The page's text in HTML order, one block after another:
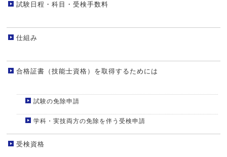
試験日程・科目・受検手数料
仕組み
合格証書（技能士資格）を取得するためには
試験の免除申請
学科・実技両方の免除を伴う受検申請
受検資格